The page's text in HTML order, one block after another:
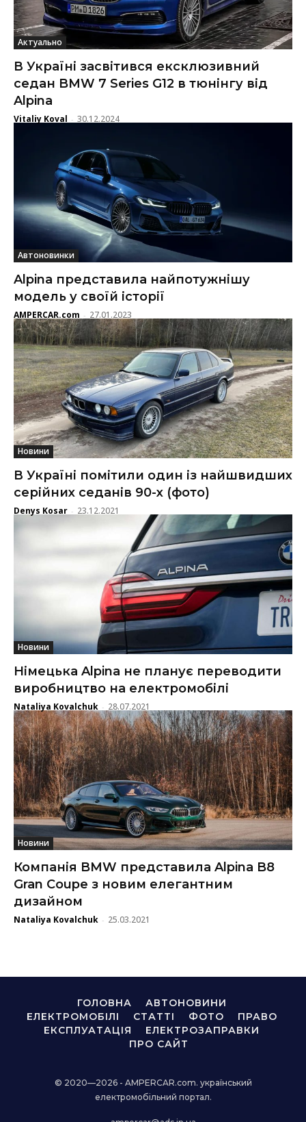
Актуально
В Україні засвітився ексклюзивний
седан BMW 7 Series G12 в тюнінгу від
Alpina
Vitaliy Koval - 30.12.2024
Автоновинки
Alpina представила найпотужнішу
модель у своїй історії
AMPERCAR.com - 27.01.2023
Новини
В Україні помітили один із найшвидших
серійних седанів 90-х (фото)
Denys Kosar - 23.12.2021
Новини
Німецька Alpina не планує переводити
виробництво на електромобілі
Nataliya Kovalchuk - 28.07.2021
Новини
Компанія BMW представила Alpina B8
Gran Coupe з новим елегантним
дизайном
Nataliya Kovalchuk - 25.03.2021
ГОЛОВНА
АВТОНОВИНИ
ЕЛЕКТРОМОБІЛІ
СТАТТІ ФОТО
ПРАВО
ЕКСПЛУАТАЦІЯ
ЕЛЕКТРОЗАПРАВКИ
ПРО САЙТ
© 2020—2026 - AMPERCAR.com. український
електромобільний портал.